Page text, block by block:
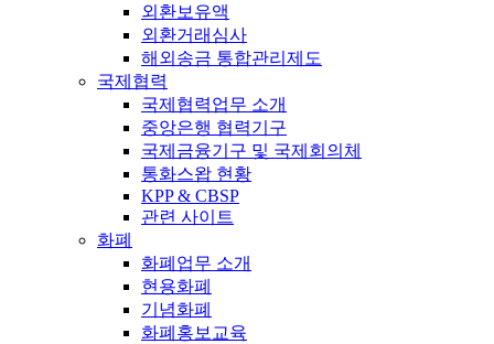
외환보유액
외환거래심사
해외송금 통합관리제도
국제협력
국제협력업무 소개
중앙은행 협력기구
국제금융기구 및 국제회의체
통화스왑 현황
KPP & CBSP
관련 사이트
화폐
화폐업무 소개
현용화폐
기념화폐
화폐홍보교육